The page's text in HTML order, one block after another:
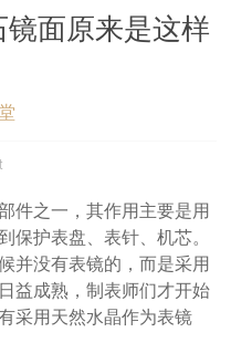
面原来是这样
件之一，其作用主要是用
保护表盘、表针、机芯。
并没有表镜的，而是采用
益成熟，制表师们才开始
采用天然水晶作为表镜